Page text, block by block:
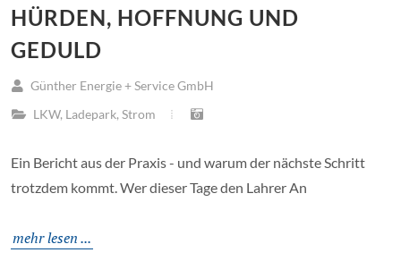
HÜRDEN, HOFFNUNG UND
GEDULD
Günther Energie + Service GmbH
LKW, Ladepark,Strom
Ein Bericht aus der Praxis - und warum der nächste Schritt
trotzdem kommt. Wer dieser Tage den Lahrer An
mehr lesen ...